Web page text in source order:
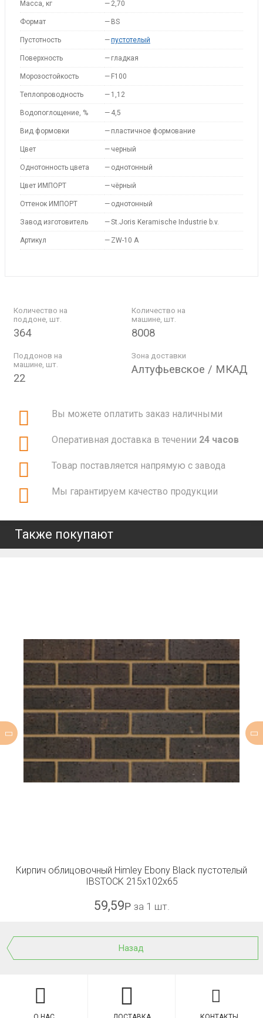
Масса, кг — 2,70
Формат — BS
Пустотность —пустотелый
Поверхность — гладкая
Морозостойкость — F100
Теплопроводность — 1,12
Водопоглощение, % — 4,5
Вид формовки — пластичное формование
Цвет — черный
Однотонность цвета — однотонный
Цвет ИМПОРТ — чёрный
Оттенок ИМПОРТ — однотонный
Завод изготовитель —St.Joris Keramische Industrie b.v.
Артикул — ZW-10 A
Количество на
поддоне, шт.
364
Количество на
машине, шт.
8008
Поддонов на
машине, шт.
22
Зона доставки
Алтуфьевское / МКАД
Вы можете оплатить заказ наличными
Оперативная доставка в течении 24 часов
Товар поставляется напрямую с завода
Мы гарантируем качество продукции
Также покупают
Кирпич облицовочный Himley Ebony Black пустотелый
IBSTOCK 215x102x65
59,59Р за 1 шт.
Назад